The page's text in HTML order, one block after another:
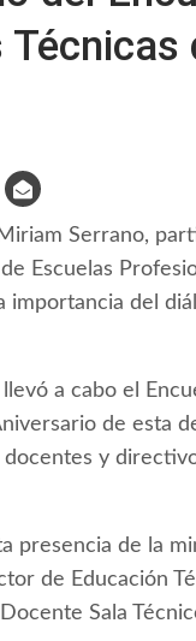
Serrano,
Escuelas
importancia del
a cabo el
de esta
y
presencia de la
de Educación
Sala